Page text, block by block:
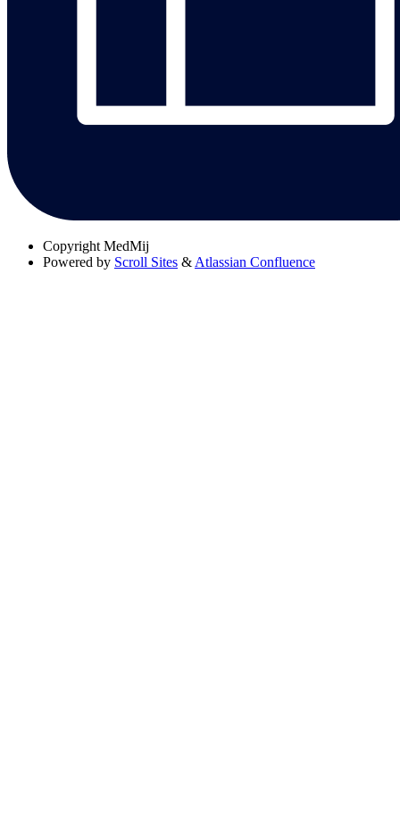
Copyright MedMij
Powered by Scroll Sites & Atlassian Confluence